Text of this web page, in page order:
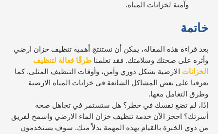
وآمنة لخزانات المياه.
خاتمة
بعد قراءة هذه المقالة، يمكن أن نستنتج أهمية تنظيف خزان ارضي
وأثره على صحتك وسلامتك. فقد تعلمنا طرقًا فعالة لتنظيف
الخزانات الارضية بشكل دوري وآمن، وأوقات التنظيف المثلى. كما
تعرفنا على بعض المشاكل الشائعة في خزانات المياه الارضية
وطرق التعامل معها.
إذًا، لم تضع نفسك في خطر؟ هل ستستمر في تجاهل صحة
أسرتك؟ احجز الآن خدمة تنظيف خزان الماء الارضي واسمح لفريق
من ذوي الخبرة بالقيام بهذه المهمة بدلاً منك. سوف يستخدمون